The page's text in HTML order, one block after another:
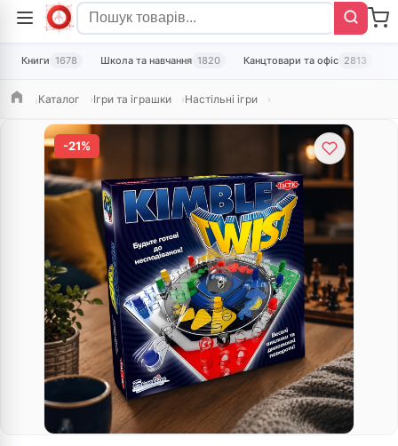
Книги 1678 Школа та навчання 1820 Канцтовари та офіс 2813
ГоловнаКаталог Ігри та іграшки Настільні ігри
-21%